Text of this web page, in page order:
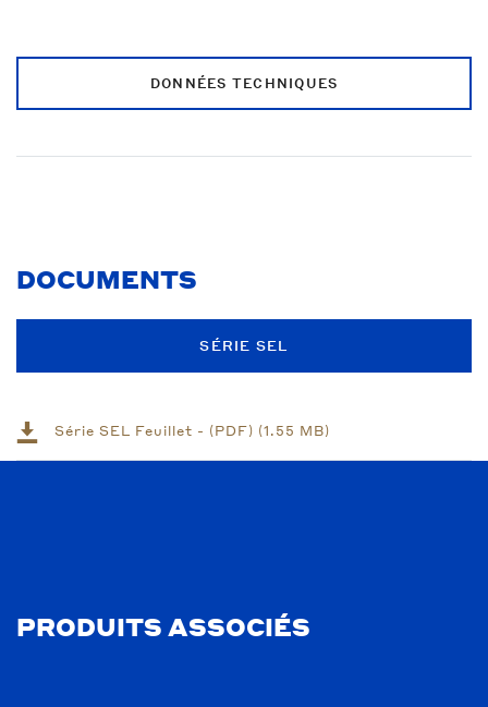
DONNÉES TECHNIQUES
DOCUMENTS
SÉRIE SEL
Série SEL Feuillet - (PDF) (1.55 MB)
PRODUITS ASSOCIÉS